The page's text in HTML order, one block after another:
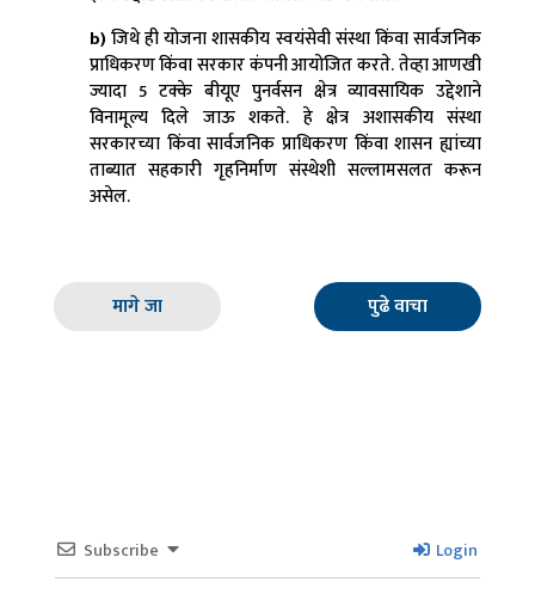
b) जिथे ही योजना शासकीय स्वयंसेवी संस्था किंवा सार्वजनिक
प्राधिकरण किंवा सरकार कंपनी आयोजित करते. तेव्हा आणखी
ज्यादा 5 टक्के बीयूए पुनर्वसन क्षेत्र व्यावसायिक उद्देशाने
विनामूल्य दिले जाऊ शकते. हे क्षेत्र अशासकीय संस्था
सरकारच्या किंवा सार्वजनिक प्राधिकरण किंवा शासन ह्यांच्या
ताब्यात सहकारी गृहनिर्माण संस्थेशी सल्लामसलत करून
असेल.
मागे जा पुढे वाचा
Subscribe Login